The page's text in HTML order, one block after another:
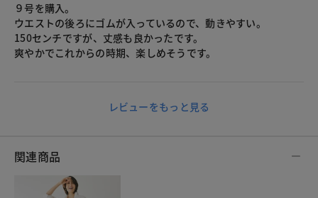
９号を購入。
ウエストの後ろにゴムが入っているので、動きやすい。
150センチですが、丈感も良かったです。
爽やかでこれからの時期、楽しめそうです。
レビューをもっと見る
関連商品